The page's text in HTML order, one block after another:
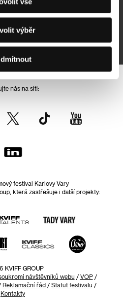
výběr
se k odběru
sezpracováním osobních údajů
nás na síti:
festival Karlovy Vary
která zastřešuje i další projekty:
KVIFF GROUP
návštěvníků webu / VOP/
Reklamační řád / Statut festivalu /
Kontakty